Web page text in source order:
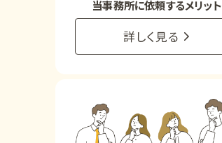
メリット
当事務所に依頼するメリット
詳しく見る